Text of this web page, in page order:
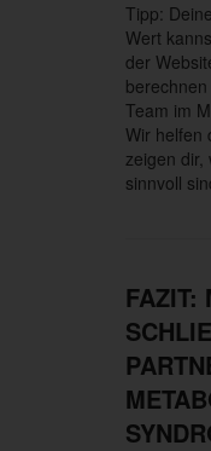
Tipp:
Wert
der
Team im
Wir helfen
zeigen dir,
sinnvoll
FAZIT: